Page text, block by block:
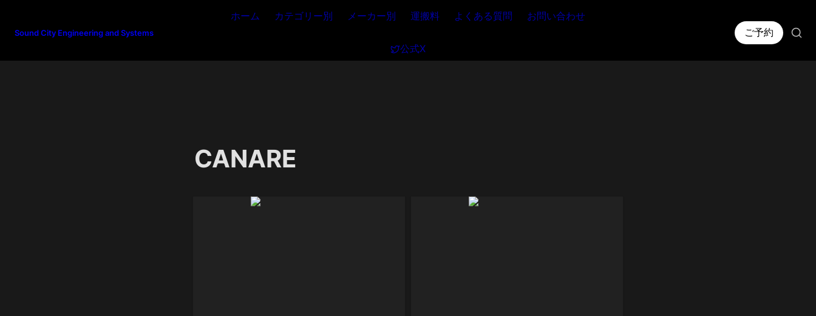
Sound City Engineering and Systems
ホーム カテゴリー別 メーカー別 運搬料 よくある質問 お問い合わせ
公式X
ご予約
CANARE
FCF01B-OCM-ARIB FCM01B-OCF-ARIB